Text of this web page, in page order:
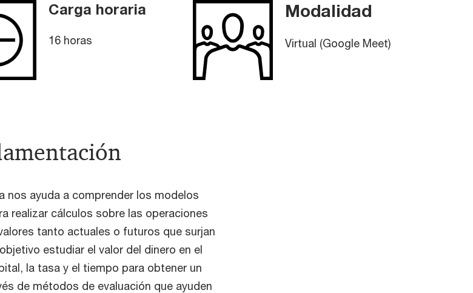
Carga horaria
16 horas
Modalidad
Virtual (Google Meet)
nos ayuda a comprender los modelos
realizar cálculos sobre las operaciones
tanto actuales o futuros que surjan
estudiar el valor del dinero en el
la tasa y el tiempo para obtener un
de métodos de evaluación que ayuden